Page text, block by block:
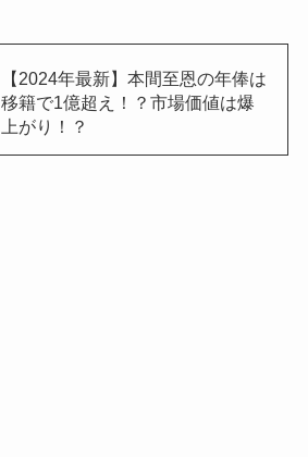
【2024年最新】本間至恩の年俸は
移籍で1億超え！？市場価値は爆
上がり！？